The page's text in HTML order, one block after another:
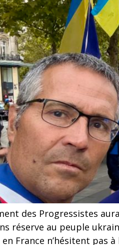
des Progressistes
réserve au peuple
en France n’hésitent pas